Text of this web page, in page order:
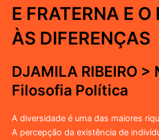
E FRATERNA E O
ÀS DIFERENÇAS
DJAMILA RIBEIRO
Filosofia Política
A diversidade é uma das maiores
A percepção da existência de